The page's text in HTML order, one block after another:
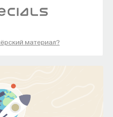
материал?
в дело